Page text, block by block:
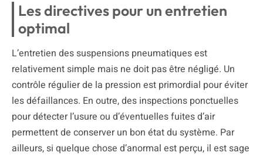
Les directives pour un entretien
optimal
L’entretien des suspensions pneumatiques est
relativement simple mais ne doit pas être négligé. Un
contrôle régulier de la pression est primordial pour éviter
les défaillances. En outre, des inspections ponctuelles
pour détecter l’usure ou d’éventuelles fuites d’air
permettent de conserver un bon état du système. Par
ailleurs, si quelque chose d’anormal est perçu, il est sage